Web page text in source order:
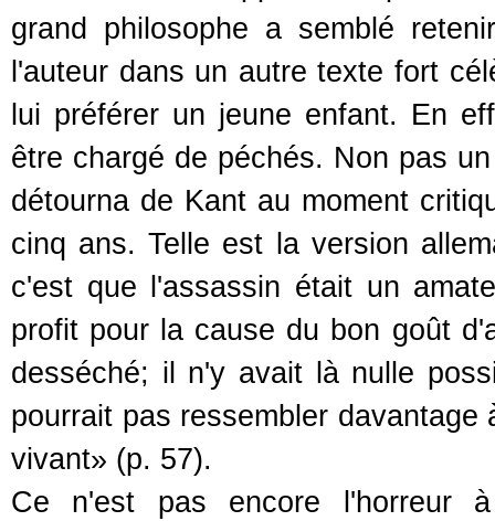
grand philosophe a semblé
l'auteur dans un autre texte fort
lui préférer un jeune enfant. En
être chargé de péchés. Non pas
détourna de Kant au moment
cinq ans. Telle est la version
c'est que l'assassin était un
profit pour la cause du bon goût
desséché; il n'y avait là nulle
pourrait pas ressembler
vivant» (p. 57).
Ce n'est pas encore l'horreur